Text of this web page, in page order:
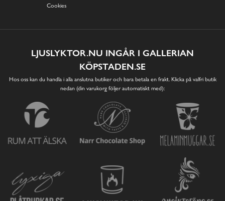
Cookies
LJUSLYKTOR.NU INGÅR I GALLERIAN
KÖPSTADEN.SE
Hos oss kan du handla i alla anslutna butiker och bara betala en frakt. Klicka på valfri butik
nedan (din varukorg följer automatiskt med):